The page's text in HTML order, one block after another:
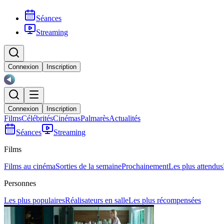
Séances
Streaming
Connexion Inscription
Connexion Inscription
FilmsCélébritésCinémasPalmarèsActualités
Séances
Streaming
Films
Films au cinémaSorties de la semaineProchainementLes plus attendus
Personnes
Les plus populairesRéalisateurs en salleLes plus récompensées